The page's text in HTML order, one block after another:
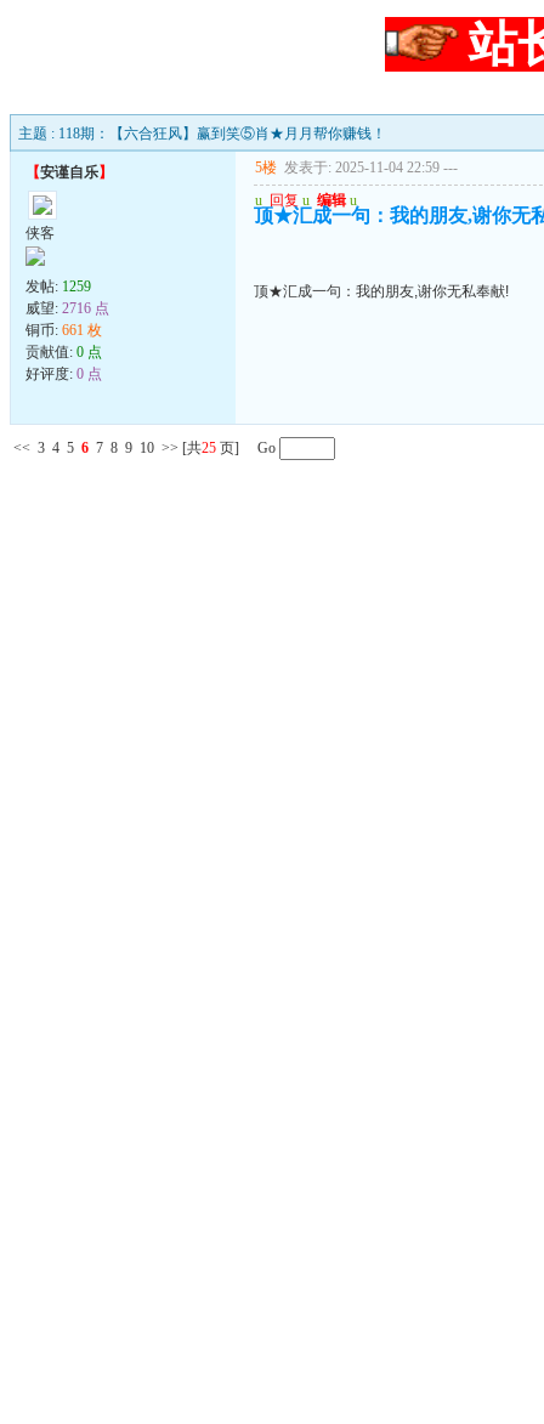
站
主题 : 118期：【六合狂风】赢到笑⑤肖★月月帮你赚钱！
【安谨自乐】
侠客
发帖: 1259
威望: 2716 点
铜币: 661 枚
贡献值: 0 点
好评度: 0 点
5楼 发表于: 2025-11-04 22:59 ---
u 回复 u 编辑 u
顶★汇成一句：我的朋友,谢你无
顶★汇成一句：我的朋友,谢你无私奉献!
<< 3 4 5 6 7 8 9 10 >> [共25 页] Go